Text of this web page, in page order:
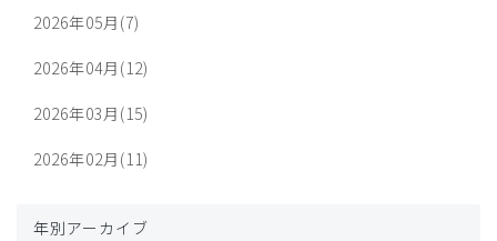
2026年05月(7)
2026年04月(12)
2026年03月(15)
2026年02月(11)
年別アーカイブ